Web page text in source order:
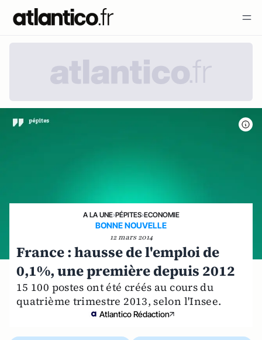
A LA UNE›PÉPITES›ECONOMIE
BONNE NOUVELLE
12 mars 2014
France : hausse de l'emploi de
0,1%, une première depuis 2012
15 100 postes ont été créés au cours du
quatrième trimestre 2013, selon l'Insee.
Atlantico Rédaction